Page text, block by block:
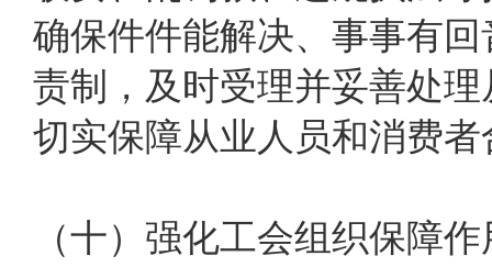
确保件件能解决、事事有
责制，及时受理并妥善处
切实保障从业人员和消费
（十）强化工会组织保障